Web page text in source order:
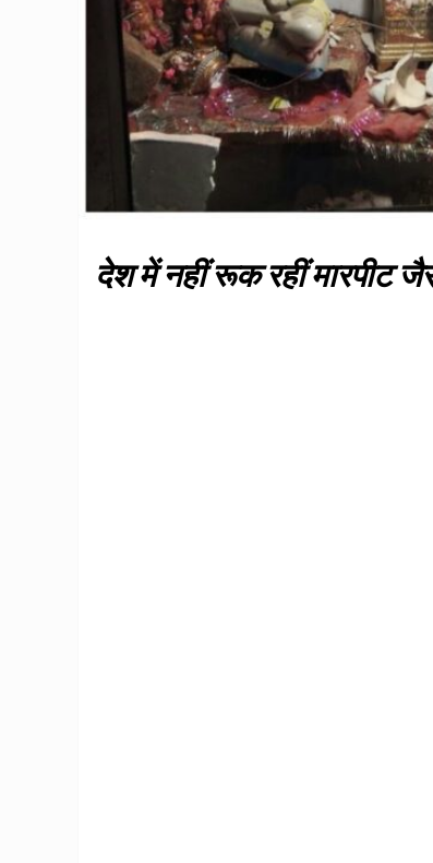
देश में नहीं रूक रहीं मारपीट